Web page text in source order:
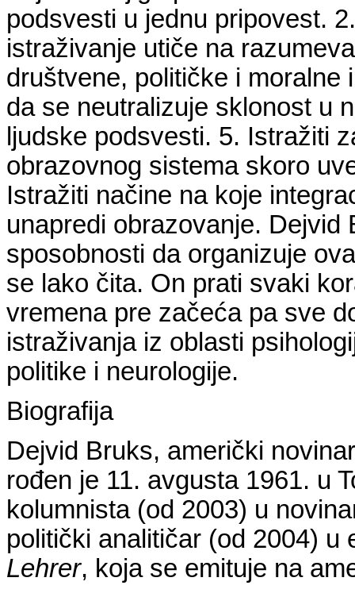
podsvesti u jednu pripovest.
istraživanje utiče na
društvene, političke i moralne
da se neutralizuje sklonost u
ljudske podsvesti. 5. Istražiti
obrazovnog sistema skoro
Istražiti načine na koje
unapredi obrazovanje.
sposobnosti da organizuje
se lako čita. On prati svaki
vremena pre začeća pa sve
istraživanja iz oblasti
politike i neurologije.
Biografija
Dejvid Bruks, američki
rođen je 11. avgusta 1961. u
kolumnista (od 2003) u
politički analitičar (od 2004) u
Lehrer, koja se emituje na